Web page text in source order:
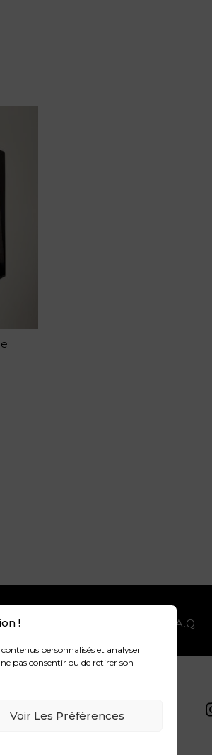
!
personnalisés et analyser
pas consentir ou de retirer son
Voir Les Préférences
DE CONFIDENTIALITÉ F.A.Q